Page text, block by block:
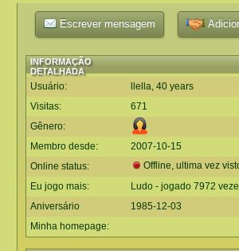
Escrever mensagem
INFORMAÇÃO
DETALHADA
Usuário:
llella, 40 years
Visitas:
671
Gênero:
Membro desde:
2007-10-15
Online status:
Offline, ultima vez
Eu jogo mais:
Ludo - jogado 7972
Aniversário
1985-12-03
Minha homepage: